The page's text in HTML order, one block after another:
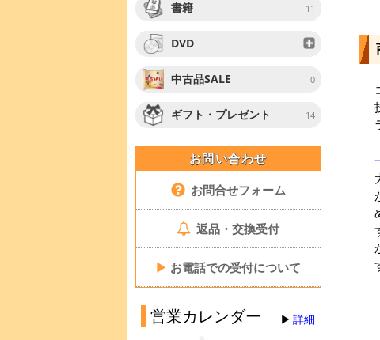
書籍 11
DVD
中古品SALE 0
ギフト・プレゼント 14
お問い合わせ
お問合せフォーム
返品・交換受付
▶ お電話での受付について
営業カレンダー 詳細